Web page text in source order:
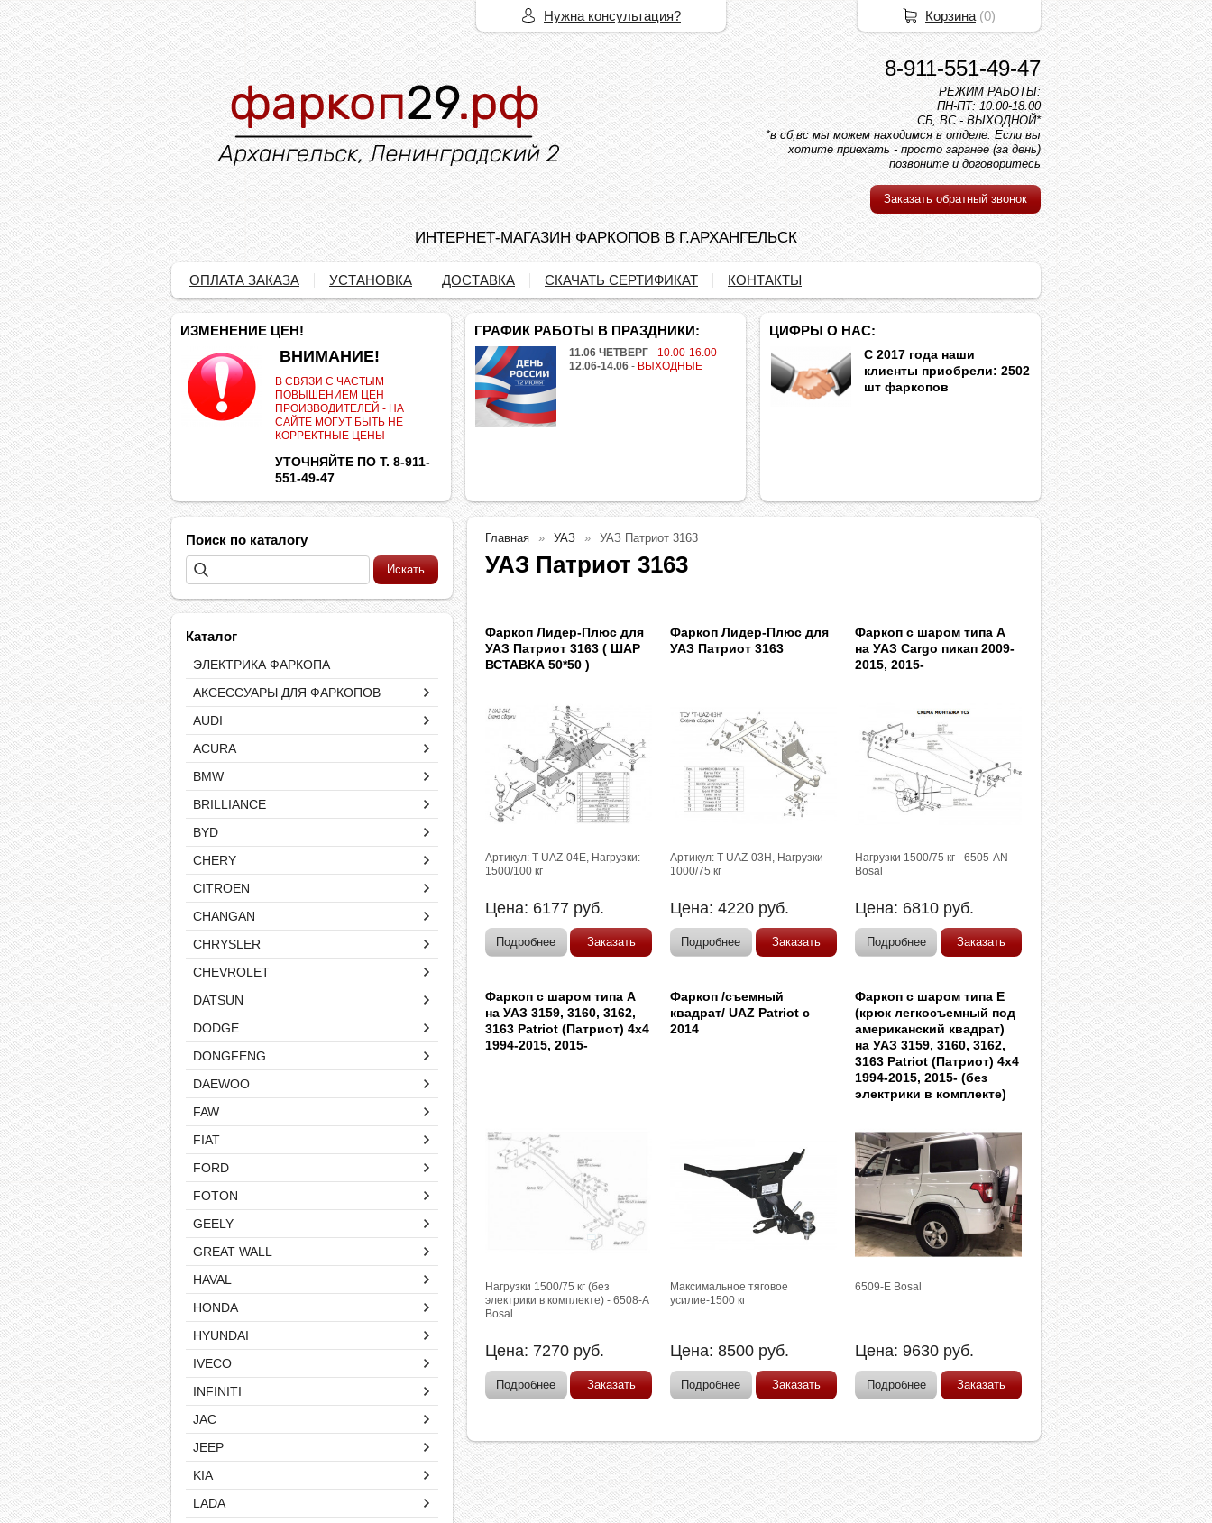
8-911-551-49-47
РЕЖИМ РАБОТЫ:
ПН-ПТ: 10.00-18.00
СБ, ВС - ВЫХОДНОЙ*
*в сб,вс мы можем находимся в отделе. Если вы
хотите приехать - просто заранее (за день)
позвоните и договоритесь
Заказать обратный звонок
ИНТЕРНЕТ-МАГАЗИН ФАРКОПОВ В Г.АРХАНГЕЛЬСК
ОПЛАТА ЗАКАЗА УСТАНОВКА ДОСТАВКА СКАЧАТЬ СЕРТИФИКАТ КОНТАКТЫ
ИЗМЕНЕНИЕ ЦЕН!
ВНИМАНИЕ!
В СВЯЗИ С ЧАСТЫМ
ПОВЫШЕНИЕМ ЦЕН
ПРОИЗВОДИТЕЛЕЙ - НА
САЙТЕ МОГУТ БЫТЬ НЕ
КОРРЕКТНЫЕ ЦЕНЫ
УТОЧНЯЙТЕ ПО Т. 8-911-
551-49-47
ГРАФИК РАБОТЫ В ПРАЗДНИКИ:
11.06 ЧЕТВЕРГ - 10.00-16.00
12.06-14.06 - ВЫХОДНЫЕ
ЦИФРЫ О НАС:
С 2017 года наши
клиенты приобрели: 2502
шт фаркопов
Поиск по каталогу
Каталог
ЭЛЕКТРИКА ФАРКОПА
АКСЕССУАРЫ ДЛЯ ФАРКОПОВ
AUDI
ACURA
BMW
BRILLIANCE
BYD
CHERY
CITROEN
CHANGAN
CHRYSLER
CHEVROLET
DATSUN
DODGE
DONGFENG
DAEWOO
FAW
FIAT
FORD
FOTON
GEELY
GREAT WALL
HAVAL
HONDA
HYUNDAI
IVECO
INFINITI
JAC
JEEP
KIA
LADA
Главная УАЗ УАЗ Патриот 3163
УАЗ Патриот 3163
Фаркоп Лидер-Плюс для
УАЗ Патриот 3163 ( ШАР
ВСТАВКА 50*50 )
Артикул: T-UAZ-04E, Нагрузки:
1500/100 кг
Цена: 6177 руб.
Подробнее Заказать
Фаркоп Лидер-Плюс для
УАЗ Патриот 3163
Артикул: T-UAZ-03H, Нагрузки
1000/75 кг
Цена:4220 руб.
Подробнее Заказать
Фаркоп с шаром типа A
на УАЗ Cargo пикап 2009-
2015, 2015-
Нагрузки 1500/75 кг - 6505-AN
Bosal
Цена: 6810 руб.
Подробнее Заказать
Фаркоп с шаром типа A
на УАЗ 3159, 3160, 3162,
3163 Patriot (Патриот) 4x4
1994-2015, 2015-
Нагрузки 1500/75 кг (без
электрики в комплекте) - 6508-A
Bosal
Цена: 7270 руб.
Подробнее Заказать
Фаркоп /съемный
квадрат/ UAZ Patriot c
2014
Максимальное тяговое
усилие-1500 кг
Цена:8500 руб.
Подробнее Заказать
Фаркоп с шаром типа E
(крюк легкосъемный под
американский квадрат)
на УАЗ 3159, 3160, 3162,
3163 Patriot (Патриот) 4x4
1994-2015, 2015- (без
электрики в комплекте)
6509-E Bosal
Цена:9630 руб.
Подробнее Заказать
Нужна консультация? Корзина (0)